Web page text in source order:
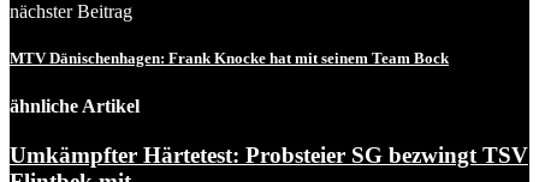
nächster Beitrag
MTV Dänischenhagen: Frank Knocke hat mit seinem Team Bock
ähnliche Artikel
Umkämpfter Härtetest: Probsteier SG bezwingt TSV